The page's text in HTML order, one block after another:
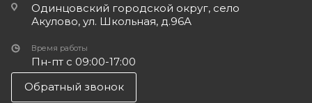
Одинцовский городской округ, село
Акулово, ул. Школьная, д.96А
Время работы
Пн-пт с 09:00-17:00
Обратный звонок